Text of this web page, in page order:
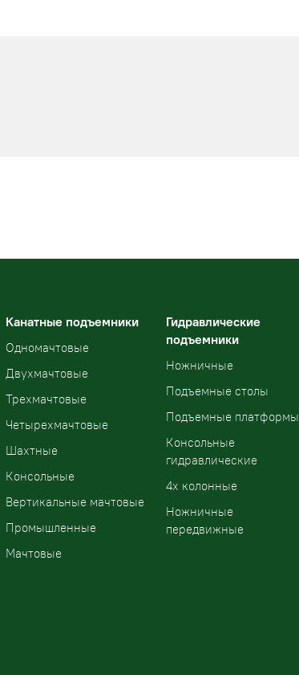
Канатные подъемники
Одномачтовые
Двухмачтовые
Трехмачтовые
Четырехмачтовые
Шахтные
Консольные
Вертикальные мачтовые
Промышленные
Мачтовые
Гидравлические
подъемники
Ножничные
Подъемные столы
Подъемные платформы
Консольные
гидравлические
4х колонные
Ножничные
передвижные